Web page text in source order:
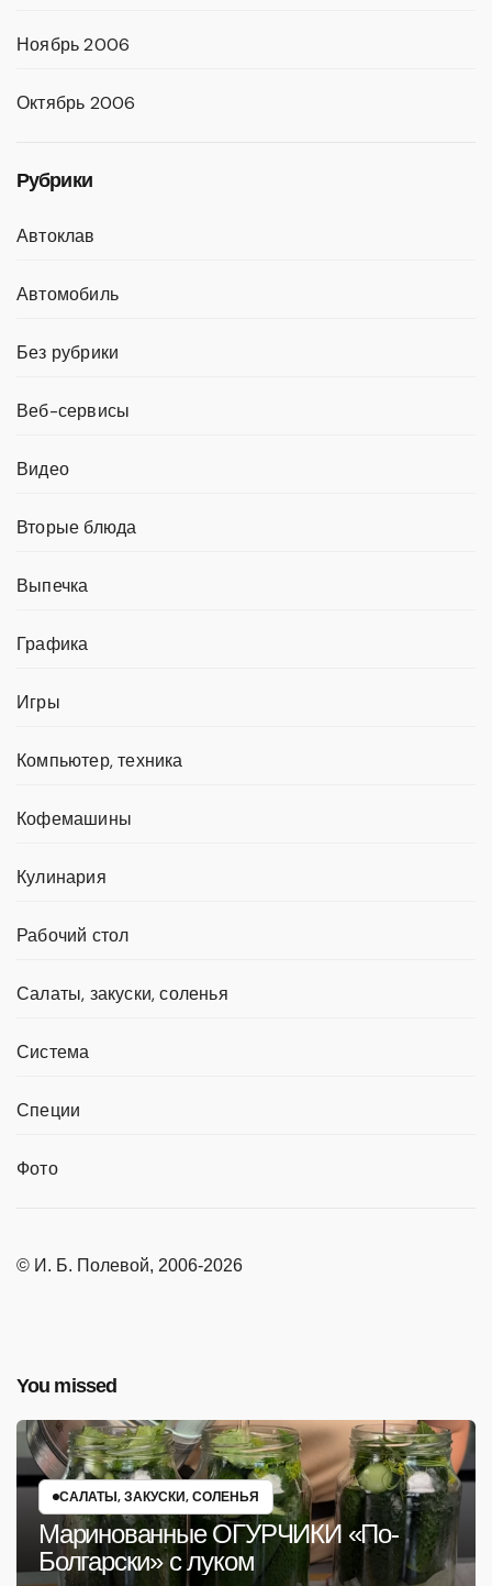
Ноябрь 2006
Октябрь 2006
Рубрики
Автоклав
Автомобиль
Без рубрики
Веб-сервисы
Видео
Вторые блюда
Выпечка
Графика
Игры
Компьютер, техника
Кофемашины
Кулинария
Рабочий стол
Салаты, закуски, соленья
Система
Специи
Фото
© И. Б. Полевой, 2006-2026
You missed
САЛАТЫ, ЗАКУСКИ, СОЛЕНЬЯ
Маринованные ОГУРЧИКИ «По-
Болгарски» с луком